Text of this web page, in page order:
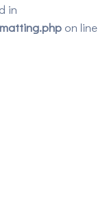
in
on line